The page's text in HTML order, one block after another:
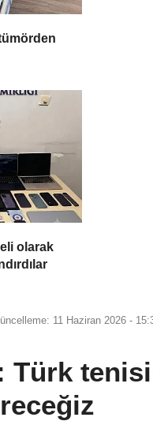
olarak
11 Haziran 2026 -